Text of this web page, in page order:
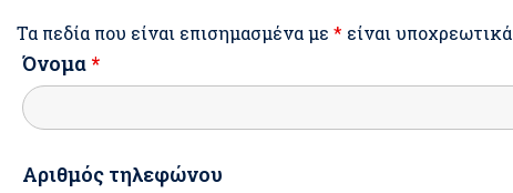
Τα πεδία που είναι επισημασμένα με * είναι υποχρεωτικά
Όνομα *
Αριθμός τηλεφώνου